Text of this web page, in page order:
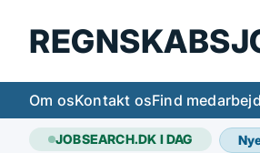
Om osKontakt osFind
JOBSEARCH.DK I DAG